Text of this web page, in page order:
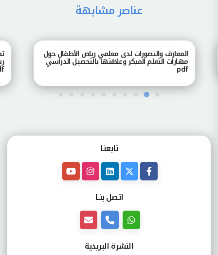
عناصر مشابهة
المعارف والتصورات لدى معلمي رياض الأطفال حول
مهارات التعلم المبكر وعلاقتها بالتحصيل الدراسي
pdf
pdf
تابعنـا
اتصل بنــا
النشرة البريدية